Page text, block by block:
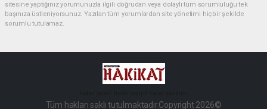
sitesine yaptığınız yorumunuzla ilgili doğrudan veya dolaylı tüm sorumluluğu tek
başınıza üstleniyorsunuz. Yazılan tüm yorumlardan site yönetimi hiçbir şekilde
sorumlu tutulamaz.
Tüm hakları saklı tutulmaktadır.Copyright 2026©